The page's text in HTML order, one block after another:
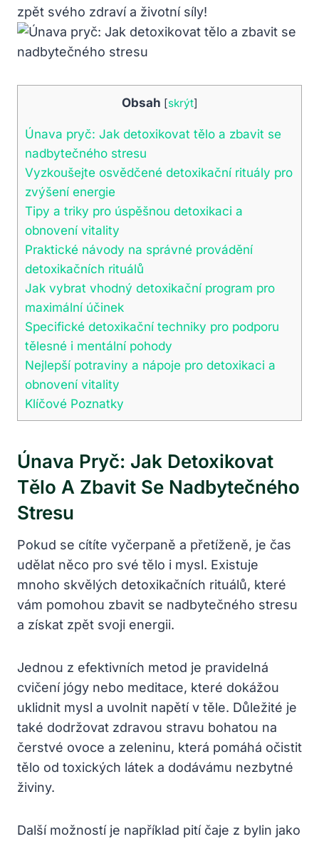
zpět ⁤svého zdraví a životní síly!
Obsah [skrýt]
Únava pryč: Jak detoxikovat tělo a zbavit se
nadbytečného stresu
Vyzkoušejte osvědčené detoxikační ⁤rituály pro
zvýšení energie
Tipy a triky pro úspěšnou detoxikaci a
obnovení vitality
Praktické návody na správné provádění‍
detoxikačních rituálů
Jak vybrat vhodný detoxikační program​ pro
maximální účinek
Specifické detoxikační techniky pro ‍podporu
tělesné i mentální ‍pohody
Nejlepší potraviny a nápoje pro detoxikaci a
obnovení vitality
Klíčové ⁢Poznatky
Únava Pryč: Jak Detoxikovat
Tělo A Zbavit Se Nadbytečného
Stresu
Pokud se cítíte vyčerpaně a přetíženě, je čas
‍udělat něco pro své tělo i ⁤mysl. Existuje
mnoho skvělých detoxikačních rituálů, které
vám pomohou zbavit se nadbytečného stresu
a⁣ získat zpět svoji energii.
Jednou z efektivních metod je pravidelná
cvičení jógy nebo meditace, které dokážou
uklidnit mysl a uvolnit napětí v těle. Důležité je
také dodržovat zdravou stravu bohatou na
čerstvé⁤ ovoce a ‌zeleninu, která⁤ pomáhá očistit
tělo ⁤od toxických látek a dodávámu nezbytné
živiny.
Další možností je například pití čaje z bylin jako